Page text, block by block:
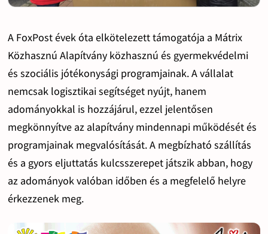
A FoxPost évek óta elkötelezett támogatója a Mátrix
Közhasznú Alapítvány közhasznú és gyermekvédelmi
és szociális jótékonysági programjainak. A vállalat
nemcsak logisztikai segítséget nyújt, hanem
adományokkal is hozzájárul, ezzel jelentősen
megkönnyítve az alapítvány mindennapi működését és
programjainak megvalósítását. A megbízható szállítás
és a gyors eljuttatás kulcsszerepet játszik abban, hogy
az adományok valóban időben és a megfelelő helyre
érkezzenek meg.